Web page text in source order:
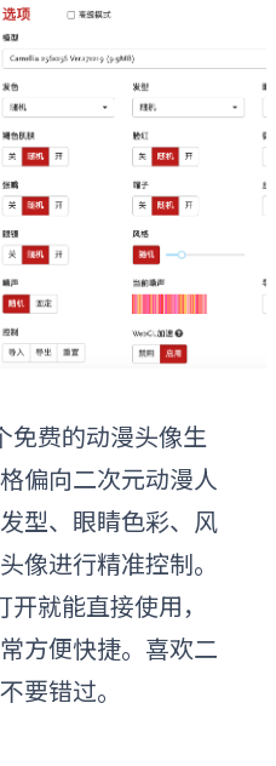
免费的动漫头像生
偏向二次元动漫人
型、眼睛色彩、风
像进行精准控制。
就能直接使用，
方便快捷。喜欢二
要错过。